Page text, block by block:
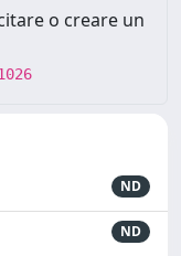
o creare un
ND
ND